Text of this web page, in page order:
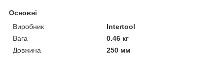
Основні
Виробник
Intertool
Вага
0.46 кг
Довжина
250 мм